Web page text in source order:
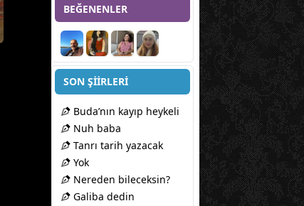
BEĞENENLER
SON ŞİİRLERİ
Buda’nın kayıp heykeli
Nuh baba
Tanrı tarih yazacak
Yok
Nereden bileceksin?
Galiba dedin